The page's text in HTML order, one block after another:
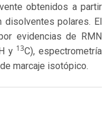
obtenidos a partir
disolventes polares. El
evidencias de RMN
y 13C), espectrometría
marcaje isotópico.